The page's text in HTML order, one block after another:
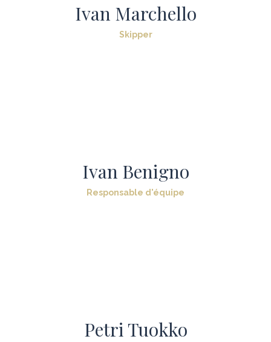
Ivan Marchello
Skipper
Ivan Benigno
Responsable d'équipe
Petri Tuokko